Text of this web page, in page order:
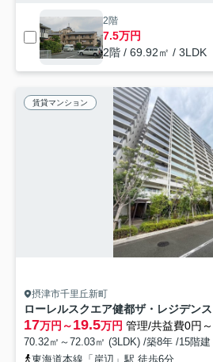
2階
7.5万円
2階 / 69.92㎡ / 3LDK
賃貸マンション
摂津市千里丘新町
17万円～19.5万円 管理/共益費0円
70.32㎡～72.03㎡ (3LDK) /築8年 /15階建
東海道本線「岸辺」駅 徒歩6分